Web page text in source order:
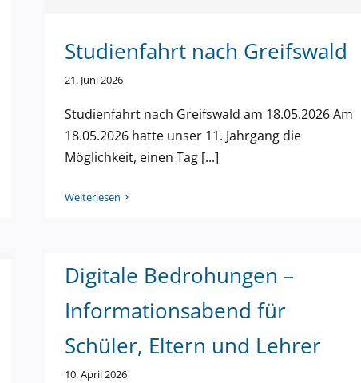
Juni 2026
Studienfahrt nach Greifswald
Studienfahrt nach Greifswald
21. Juni 2026
Studienfahrt nach Greifswald am 18.05.2026 Am
18.05.2026 hatte unser 11. Jahrgang die
Möglichkeit, einen Tag [...]
Weiterlesen
Digitale Bedrohungen –
Informationsabend für
Schüler, Eltern und Lehrer
10. April 2026